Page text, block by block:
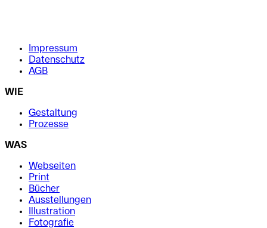
Impressum
Datenschutz
AGB
WIE
Gestaltung
Prozesse
WAS
Webseiten
Print
Bücher
Ausstellungen
Illustration
Fotografie